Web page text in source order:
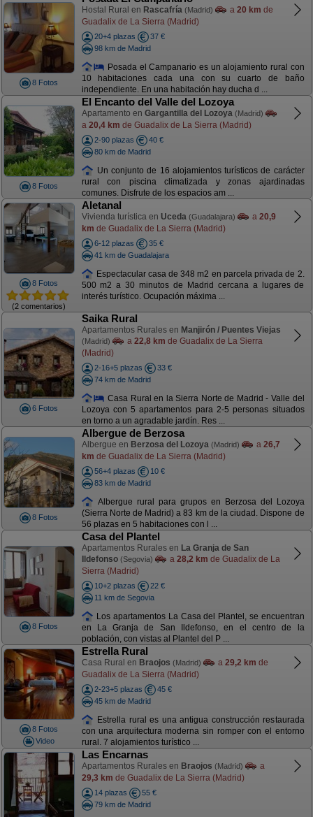
8 Fotos
Hostal Rural en Rascafría (Madrid) a 20 km de
Guadalix de La Sierra (Madrid)
20+4 plazas
37 €
98 km de Madrid
Posada el Campanario es un alojamiento rural con
10 habitaciones cada una con su cuarto de baño
independiente. En una habitación hay ducha d ...
8 Fotos
El Encanto del Valle del Lozoya
Apartamento en Gargantilla del Lozoya (Madrid)
a 20,4 km de Guadalix de La Sierra (Madrid)
2-90 plazas
40 €
80 km de Madrid
Un conjunto de 16 alojamientos turísticos de carácter
rural con piscina climatizada y zonas ajardinadas
comunes. Disfrute de los espacios am ...
8 Fotos
(2 comentarios)
Aletanal
Vivienda turística en Uceda (Guadalajara) a 20,9
km de Guadalix de La Sierra (Madrid)
6-12 plazas
35 €
41 km de Guadalajara
Espectacular casa de 348 m2 en parcela privada de 2.
500 m2 a 30 minutos de Madrid cercana a lugares de
interés turístico. Ocupación máxima ...
6 Fotos
Saika Rural
Apartamentos Rurales en Manjirón / Puentes Viejas
(Madrid) a 22,8 km de Guadalix de La Sierra
(Madrid)
2-16+5 plazas
33 €
74 km de Madrid
Casa Rural en la Sierra Norte de Madrid - Valle del
Lozoya con 5 apartamentos para 2-5 personas situados
en torno a un agradable jardín. Res ...
8 Fotos
Albergue de Berzosa
Albergue en Berzosa del Lozoya (Madrid) a 26,7
km de Guadalix de La Sierra (Madrid)
56+4 plazas
10 €
83 km de Madrid
Albergue rural para grupos en Berzosa del Lozoya
(Sierra Norte de Madrid) a 83 km de la ciudad. Dispone de
56 plazas en 5 habitaciones con l ...
8 Fotos
Casa del Plantel
Apartamentos Rurales en La Granja de San
Ildefonso (Segovia) a 28,2 km de Guadalix de La
Sierra (Madrid)
10+2 plazas
22 €
11 km de Segovia
Los apartamentos La Casa del Plantel, se encuentran
en La Granja de San Ildefonso, en el centro de la
población, con vistas al Plantel del P ...
8 Fotos
Video
Estrella Rural
Casa Rural en Braojos (Madrid) a 29,2 km de
Guadalix de La Sierra (Madrid)
2-23+5 plazas
45 €
45 km de Madrid
Estrella rural es una antigua construcción restaurada
con una arquitectura moderna sin romper con el entorno
rural. 7 alojamientos turístico ...
Las Encarnas
Apartamentos Rurales en Braojos (Madrid)
a
29,3 km de Guadalix de La Sierra (Madrid)
14 plazas
55 €
79 km de Madrid